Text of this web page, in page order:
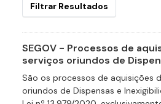
Filtrar Resultados
SEGOV - Processos de
serviços oriundos de
São os processos de aquisições
oriundos de Dispensas e